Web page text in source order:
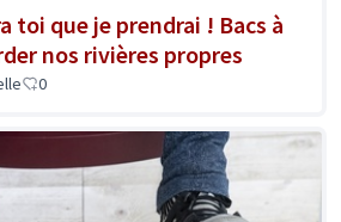
toi que je prendrai ! Bacs à
nos rivières propres
0